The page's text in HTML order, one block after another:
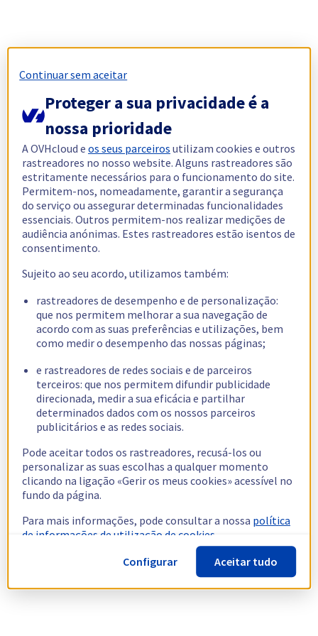
Continuar sem aceitar
Proteger a sua privacidade é a
nossa prioridade
A OVHcloud eos seus parceiros utilizam cookies e outros
rastreadores no nosso website. Alguns rastreadores são
estritamente necessários para o funcionamento do site.
Permitem-nos, nomeadamente, garantir a segurança
do serviço ou assegurar determinadas funcionalidades
essenciais. Outros permitem-nos realizar medições de
audiência anónimas. Estes rastreadores estão isentos de
consentimento.
Sujeito ao seu acordo, utilizamos também:
rastreadores de desempenho e de personalização:
que nos permitem melhorar a sua navegação de
acordo com as suas preferências e utilizações, bem
como medir o desempenho das nossas páginas;
e rastreadores de redes sociais e de parceiros
terceiros: que nos permitem difundir publicidade
direcionada, medir a sua eficácia e partilhar
determinados dados com os nossos parceiros
publicitários e as redes sociais.
Pode aceitar todos os rastreadores, recusá-los ou
personalizar as suas escolhas a qualquer momento
clicando na ligação «Gerir os meus cookies» acessível no
fundo da página.
Para mais informações, pode consultar a nossa política
de informações de utilização de cookies.
Configurar
Aceitar tudo